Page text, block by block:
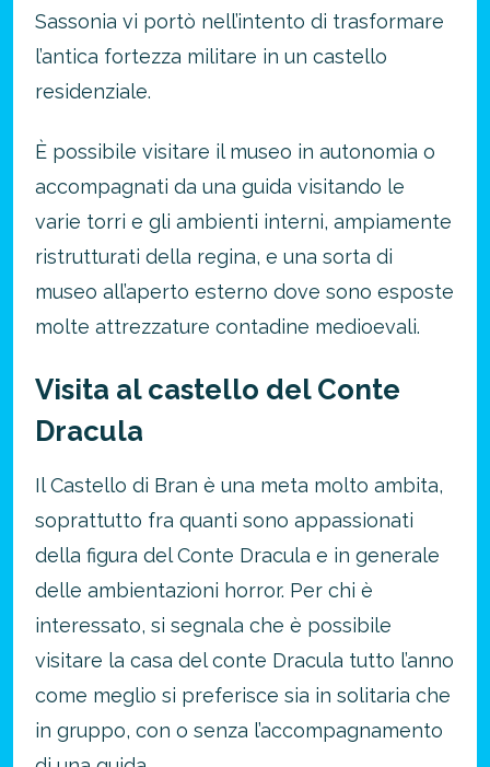
Sassonia vi portò nell’intento di trasformare
l’antica fortezza militare in un castello
residenziale.
È possibile visitare il museo in autonomia o
accompagnati da una guida visitando le
varie torri e gli ambienti interni, ampiamente
ristrutturati della regina, e una sorta di
museo all’aperto esterno dove sono esposte
molte attrezzature contadine medioevali.
Visita al castello del Conte
Dracula
Il Castello di Bran è una meta molto ambita,
soprattutto fra quanti sono appassionati
della figura del Conte Dracula e in generale
delle ambientazioni horror. Per chi è
interessato, si segnala che è possibile
visitare la casa del conte Dracula tutto l’anno
come meglio si preferisce sia in solitaria che
in gruppo, con o senza l’accompagnamento